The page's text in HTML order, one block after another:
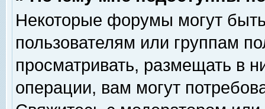
Некоторые форумы могут
пользователям или группам
просматривать, размещать в
операции, вам могут